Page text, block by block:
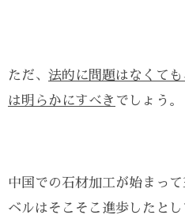
ただ、 法的に問題はなくて
は明らかにすべき でしょう。
中国での石材加工が始まっ
ベルはそこそこ進歩したと